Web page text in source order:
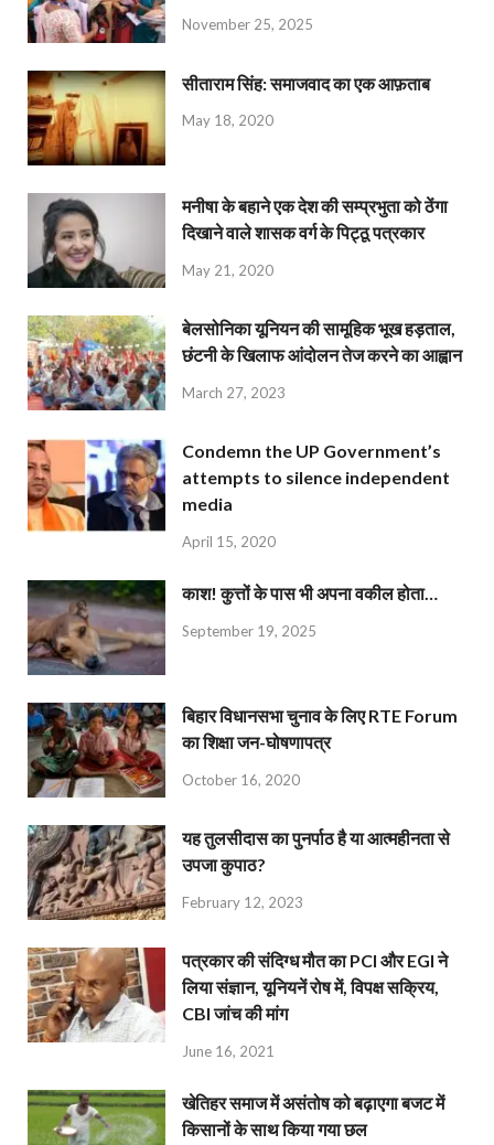
November 25, 2025
सीताराम सिंह: समाजवाद का एक आफ़ताब
May 18, 2020
मनीषा के बहाने एक देश की सम्प्रभुता को ठेंगा
दिखाने वाले शासक वर्ग के पिट्ठू पत्रकार
May 21, 2020
बेलसोनिका यूनियन की सामूहिक भूख हड़ताल,
छंटनी के खिलाफ आंदोलन तेज करने का आह्वान
March 27, 2023
Condemn the UP Government’s
attempts to silence independent
media
April 15, 2020
काश! कुत्तों के पास भी अपना वकील होता…
September 19, 2025
बिहार विधानसभा चुनाव के लिए RTE Forum
का शिक्षा जन-घोषणापत्र
October 16, 2020
यह तुलसीदास का पुनर्पाठ है या आत्महीनता से
उपजा कुपाठ?
February 12, 2023
पत्रकार की संदिग्ध मौत का PCI और EGI ने
लिया संज्ञान, यूनियनें रोष में, विपक्ष सक्रिय,
CBI जांच की मांग
June 16, 2021
खेतिहर समाज में असंतोष को बढ़ाएगा बजट में
किसानों के साथ किया गया छल